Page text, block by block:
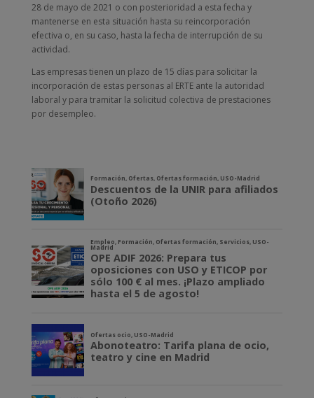
28 de mayo de 2021 o con posterioridad a esta fecha y
mantenerse en esta situación hasta su reincorporación
efectiva o, en su caso, hasta la fecha de interrupción de su
actividad.
Las empresas tienen un plazo de 15 días para solicitar la
incorporación de estas personas al ERTE ante la autoridad
laboral y para tramitar la solicitud colectiva de prestaciones
por desempleo.